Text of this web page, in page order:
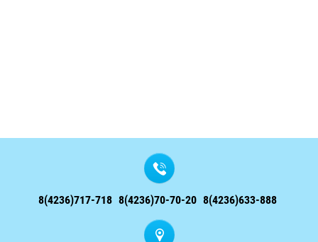
8(4236)717-718 8(4236)70-70-20 8(4236)633-888